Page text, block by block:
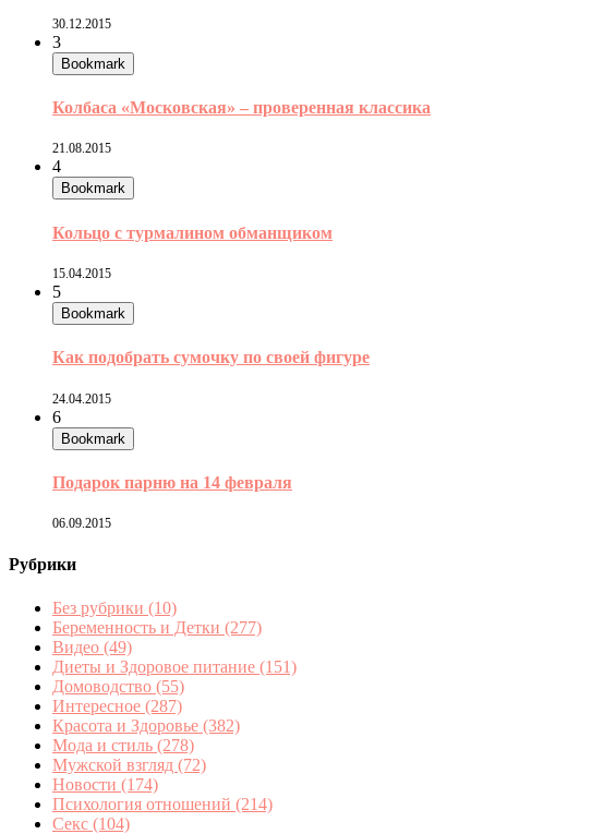
30.12.2015
3
Bookmark
Колбаса «Московская» – проверенная классика
21.08.2015
4
Bookmark
Кольцо с турмалином обманщиком
15.04.2015
5
Bookmark
Как подобрать сумочку по своей фигуре
24.04.2015
6
Bookmark
Подарок парню на 14 февраля
06.09.2015
Рубрики
Без рубрики (10)
Беременность и Детки (277)
Видео (49)
Диеты и Здоровое питание (151)
Домоводство (55)
Интересное (287)
Красота и Здоровье (382)
Мода и стиль (278)
Мужской взгляд (72)
Новости (174)
Психология отношений (214)
Секс (104)